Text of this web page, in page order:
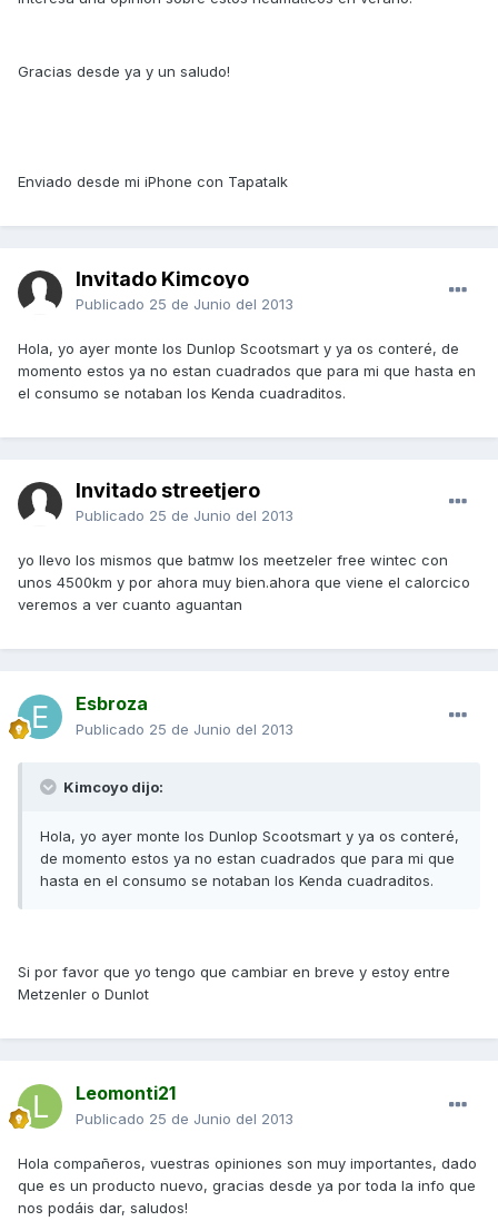
Gracias desde ya y un saludo!
Enviado desde mi iPhone con Tapatalk
Invitado Kimcoyo
Publicado 25 de Junio del 2013
Hola, yo ayer monte los Dunlop Scootsmart y ya os conteré, de
momento estos ya no estan cuadrados que para mi que hasta en
el consumo se notaban los Kenda cuadraditos.
Invitado streetjero
Publicado 25 de Junio del 2013
yo llevo los mismos que batmw los meetzeler free wintec con
unos 4500km y por ahora muy bien.ahora que viene el calorcico
veremos a ver cuanto aguantan
Esbroza
Publicado 25 de Junio del 2013
Kimcoyo dijo:
Hola, yo ayer monte los Dunlop Scootsmart y ya os conteré,
de momento estos ya no estan cuadrados que para mi que
hasta en el consumo se notaban los Kenda cuadraditos.
Si por favor que yo tengo que cambiar en breve y estoy entre
Metzenler o Dunlot
Leomonti21
Publicado 25 de Junio del 2013
Hola compañeros, vuestras opiniones son muy importantes, dado
que es un producto nuevo, gracias desde ya por toda la info que
nos podáis dar, saludos!